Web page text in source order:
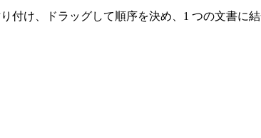
け、ドラッグして順序を決め、1 つの文書に